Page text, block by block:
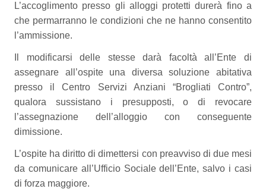
L’accoglimento presso gli alloggi protetti durerà fino a
che permarranno le condizioni che ne hanno consentito
l’ammissione.
Il modificarsi delle stesse darà facoltà all’Ente di
assegnare all’ospite una diversa soluzione abitativa
presso il Centro Servizi Anziani “Brogliati Contro”,
qualora sussistano i presupposti, o di revocare
l’assegnazione dell’alloggio con conseguente
dimissione.
L’ospite ha diritto di dimettersi con preavviso di due mesi
da comunicare all’Ufficio Sociale dell’Ente, salvo i casi
di forza maggiore.